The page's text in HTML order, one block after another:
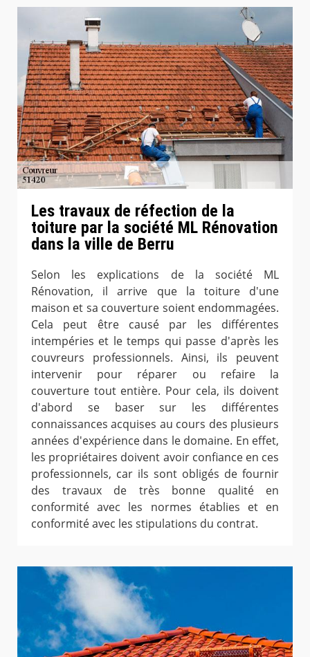
Les travaux de réfection de la
toiture par la société ML Rénovation
dans la ville de Berru
Selon les explications de la société ML
Rénovation, il arrive que la toiture d'une
maison et sa couverture soient endommagées.
Cela peut être causé par les différentes
intempéries et le temps qui passe d'après les
couvreurs professionnels. Ainsi, ils peuvent
intervenir pour réparer ou refaire la
couverture tout entière. Pour cela, ils doivent
d'abord se baser sur les différentes
connaissances acquises au cours des plusieurs
années d'expérience dans le domaine. En effet,
les propriétaires doivent avoir confiance en ces
professionnels, car ils sont obligés de fournir
des travaux de très bonne qualité en
conformité avec les normes établies et en
conformité avec les stipulations du contrat.